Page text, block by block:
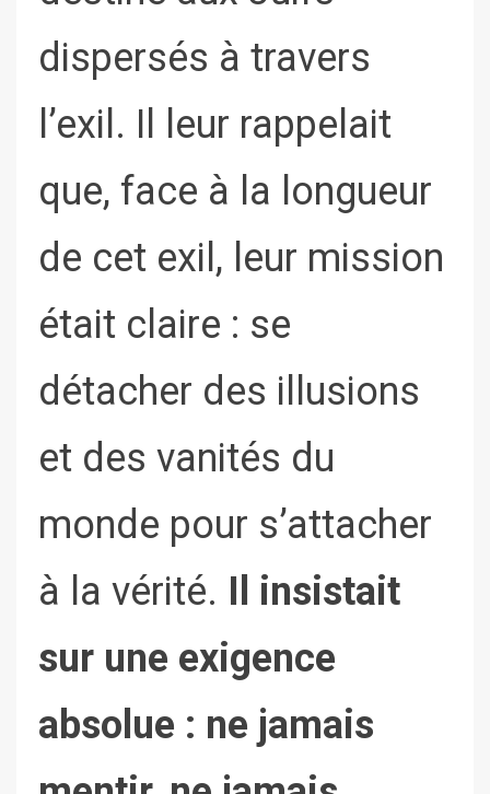
dispersés à travers
l’exil. Il leur rappelait
que, face à la longueur
de cet exil, leur mission
était claire : se
détacher des illusions
et des vanités du
monde pour s’attacher
à la vérité. Il insistait
sur une exigence
absolue : ne jamais